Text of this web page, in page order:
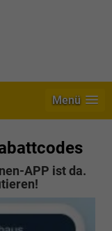
Menü
APP ist da.